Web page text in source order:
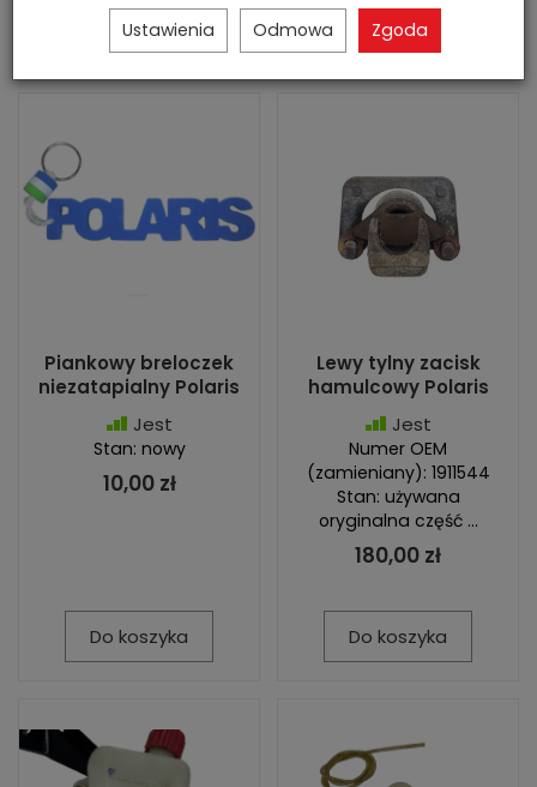
Do koszyka Do koszyka
Piankowy breloczek
niezatapialny Polaris
Jest
Stan: nowy
10,00 zł
Do koszyka
Lewy tylny zacisk
hamulcowy Polaris
Jest
Numer OEM
(zamieniany): 1911544
Stan: używana
oryginalna część ...
180,00 zł
Do koszyka
Ustawienia Odmowa Zgoda